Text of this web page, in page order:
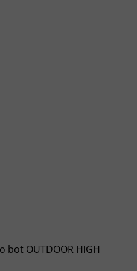
bot OUTDOOR HIGH